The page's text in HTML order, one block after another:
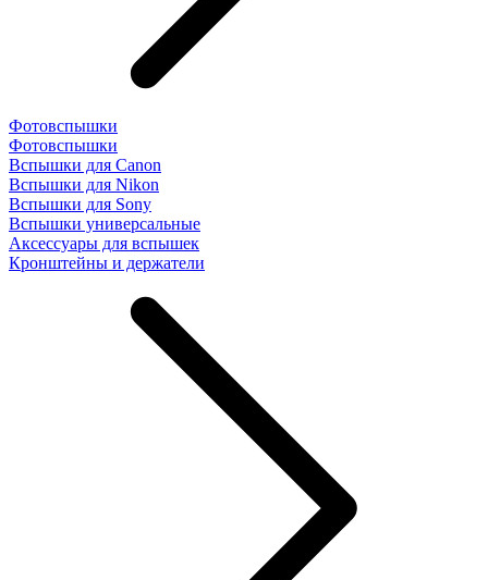
Фотовспышки
Фотовспышки
Вспышки для Canon
Вспышки для Nikon
Вспышки для Sony
Вспышки универсальные
Аксесcуары для вспышек
Кронштейны и держатели